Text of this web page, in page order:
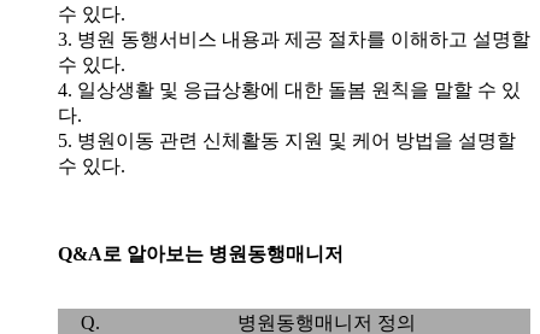
수 있다.
3. 병원 동행서비스 내용과 제공 절차를 이해하고 설명할
수 있다.
4. 일상생활 및 응급상황에 대한 돌봄 원칙을 말할 수 있
다.
5. 병원이동 관련 신체활동 지원 및 케어 방법을 설명할
수 있다.
Q&A로 알아보는 병원동행매니저
Q. 병원동행매니저 정의